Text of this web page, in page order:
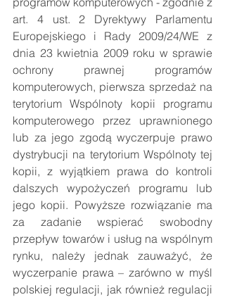
art. 4 ust. 2 Dyrektywy Parlamentu
Europejskiego i Rady 2009/24/WE z
dnia 23 kwietnia 2009 roku w sprawie
ochrony prawnej programów
komputerowych, pierwsza sprzedaż na
terytorium Wspólnoty kopii programu
komputerowego przez uprawnionego
lub za jego zgodą wyczerpuje prawo
dystrybucji na terytorium Wspólnoty tej
kopii, z wyjątkiem prawa do kontroli
dalszych wypożyczeń programu lub
jego kopii. Powyższe rozwiązanie ma
za zadanie wspierać swobodny
przepływ towarów i usług na wspólnym
rynku, należy jednak zauważyć, że
wyczerpanie prawa – zarówno w myśl
polskiej regulacji, jak również regulacji